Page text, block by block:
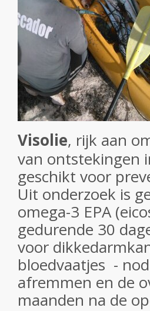
Visolie, rijk aan
van ontstekingen
geschikt voor
Uit onderzoek is
omega-3 EPA
gedurende 30
voor
bloedvaatjes -
afremmen en de
maanden na de